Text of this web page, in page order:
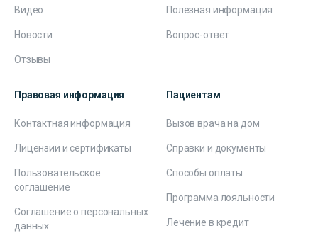
Видео
Новости
Отзывы
Полезная информация
Вопрос-ответ
Правовая информация
Контактная информация
Лицензии и сертификаты
Пользовательское
соглашение
Соглашение о персональных
данных
Пациентам
Вызов врача на дом
Справки и документы
Способы оплаты
Программа лояльности
Лечение в кредит